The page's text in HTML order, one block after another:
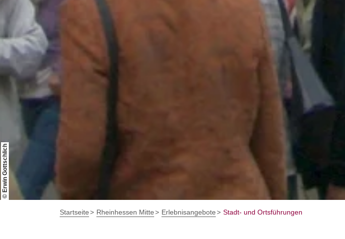
© Erwin Gottschlich
Startseite Rheinhessen Mitte Erlebnisangebote Stadt- und Ortsführungen